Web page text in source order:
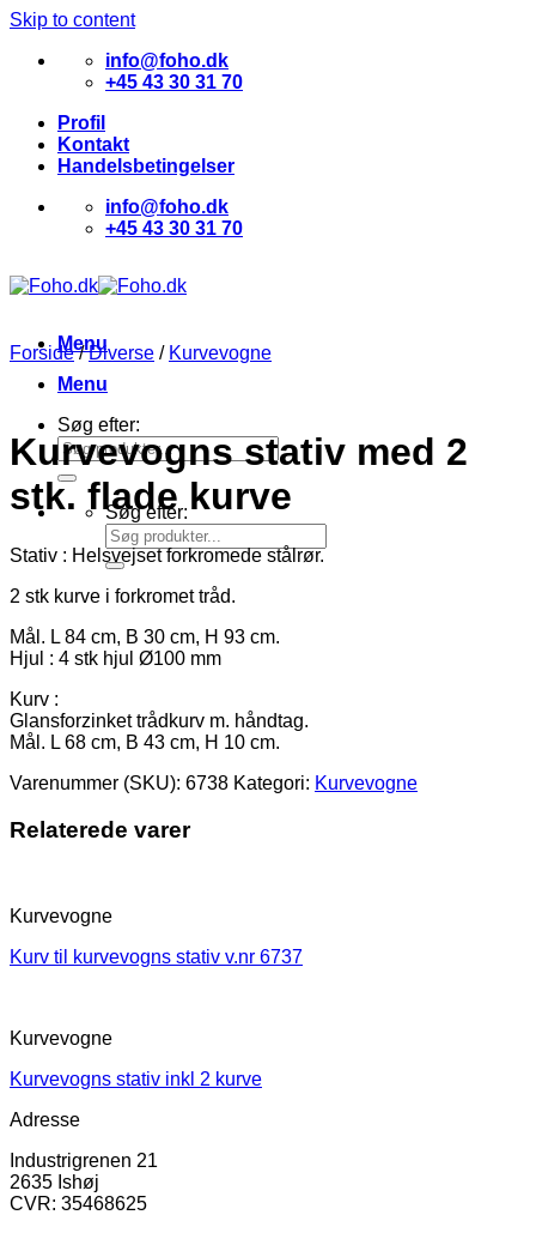
Skip to content
info@foho.dk
+45 43 30 31 70
Profil
Kontakt
Handelsbetingelser
info@foho.dk
+45 43 30 31 70
Menu
Menu
Søg efter:
Søg efter:
Forside / Diverse / Kurvevogne
Kurvevogns stativ med 2
stk. flade kurve
Stativ : Helsvejset forkromede stålrør.
2 stk kurve i forkromet tråd.
Mål. L 84 cm, B 30 cm, H 93 cm.
Hjul : 4 stk hjul Ø100 mm
Kurv :
Glansforzinket trådkurv m. håndtag.
Mål. L 68 cm, B 43 cm, H 10 cm.
Varenummer (SKU): 6738 Kategori: Kurvevogne
Relaterede varer
Kurvevogne
Kurv til kurvevogns stativ v.nr 6737
Kurvevogne
Kurvevogns stativ inkl 2 kurve
Adresse
Industrigrenen 21
2635 Ishøj
CVR: 35468625